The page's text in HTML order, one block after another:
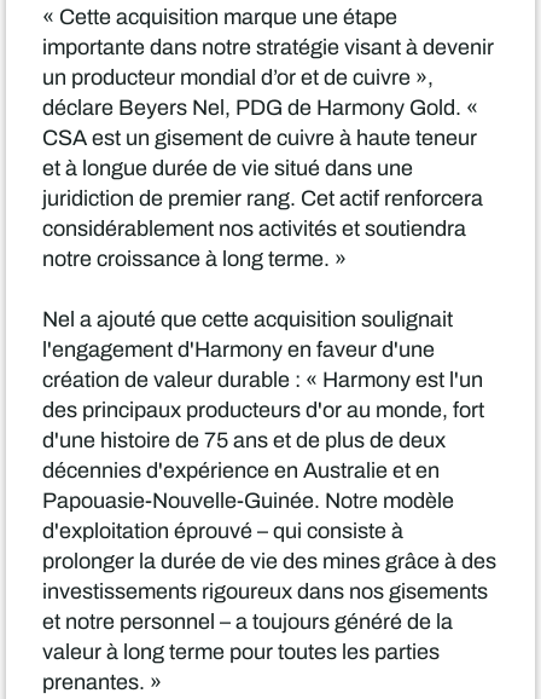
« Cette acquisition marque une étape
importante dans notre stratégie visant à devenir
un producteur mondial d’or et de cuivre »,
déclare Beyers Nel, PDG de Harmony Gold. «
CSA est un gisement de cuivre à haute teneur
et à longue durée de vie situé dans une
juridiction de premier rang. Cet actif renforcera
considérablement nos activités et soutiendra
notre croissance à long terme. »
Nel a ajouté que cette acquisition soulignait
l'engagement d'Harmony en faveur d'une
création de valeur durable : « Harmony est l'un
des principaux producteurs d'or au monde, fort
d'une histoire de 75 ans et de plus de deux
décennies d'expérience en Australie et en
Papouasie-Nouvelle-Guinée. Notre modèle
d'exploitation éprouvé – qui consiste à
prolonger la durée de vie des mines grâce à des
investissements rigoureux dans nos gisements
et notre personnel – a toujours généré de la
valeur à long terme pour toutes les parties
prenantes. »